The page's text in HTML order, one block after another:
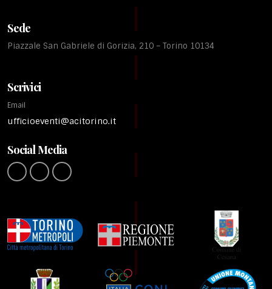
Sede
Piazzale San Gabriele di Gorizia, 210 – Torino 10134
Scrivici
Email
ufficioeventi@acitorino.it
Social Media